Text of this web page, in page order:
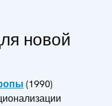
новой
(1990)